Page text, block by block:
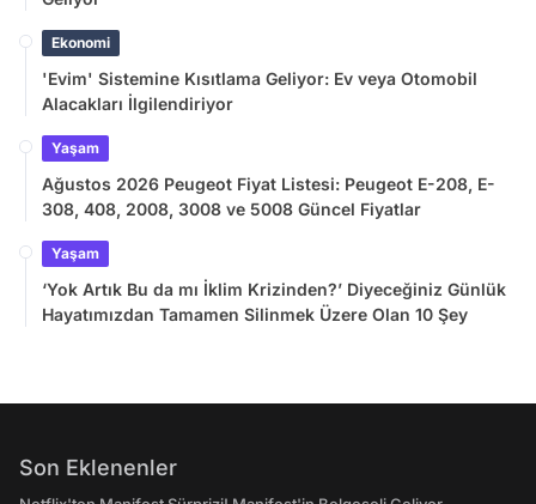
Ekonomi
'Evim' Sistemine Kısıtlama Geliyor: Ev veya Otomobil
Alacakları İlgilendiriyor
Yaşam
Ağustos 2026 Peugeot Fiyat Listesi: Peugeot E-208, E-
308, 408, 2008, 3008 ve 5008 Güncel Fiyatlar
Yaşam
‘Yok Artık Bu da mı İklim Krizinden?’ Diyeceğiniz Günlük
Hayatımızdan Tamamen Silinmek Üzere Olan 10 Şey
Son Eklenenler